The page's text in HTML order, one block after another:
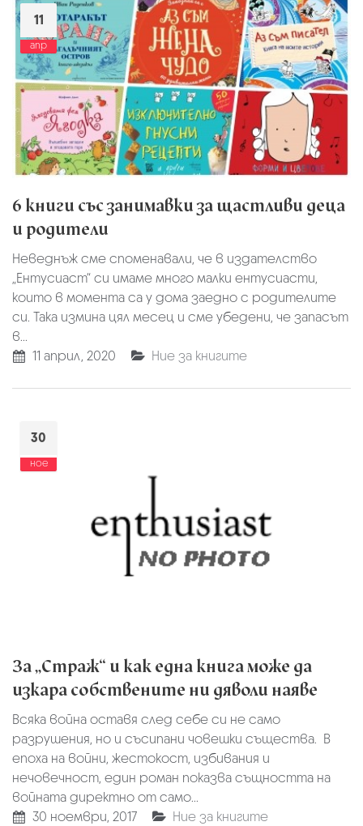
11
апр
6 книги със занимавки за щастливи деца
и родители
Неведнъж сме споменавали, че в издателство
„Ентусиаст“ си имаме много малки ентусиасти,
които в момента са у дома заедно с родителите
си. Така измина цял месец и сме убедени, че запасът
в...
11 април, 2020
Ние за книгите
30
ное
За „Страж“ и как една книга може да
изкара собствените ни дяволи наяве
Всяка война оставя след себе си не само
разрушения, но и съсипани човешки същества. В
епоха на войни, жестокост, избивания и
нечовечност, един роман показва същността на
войната директно от само...
30 ноември, 2017
Ние за книгите